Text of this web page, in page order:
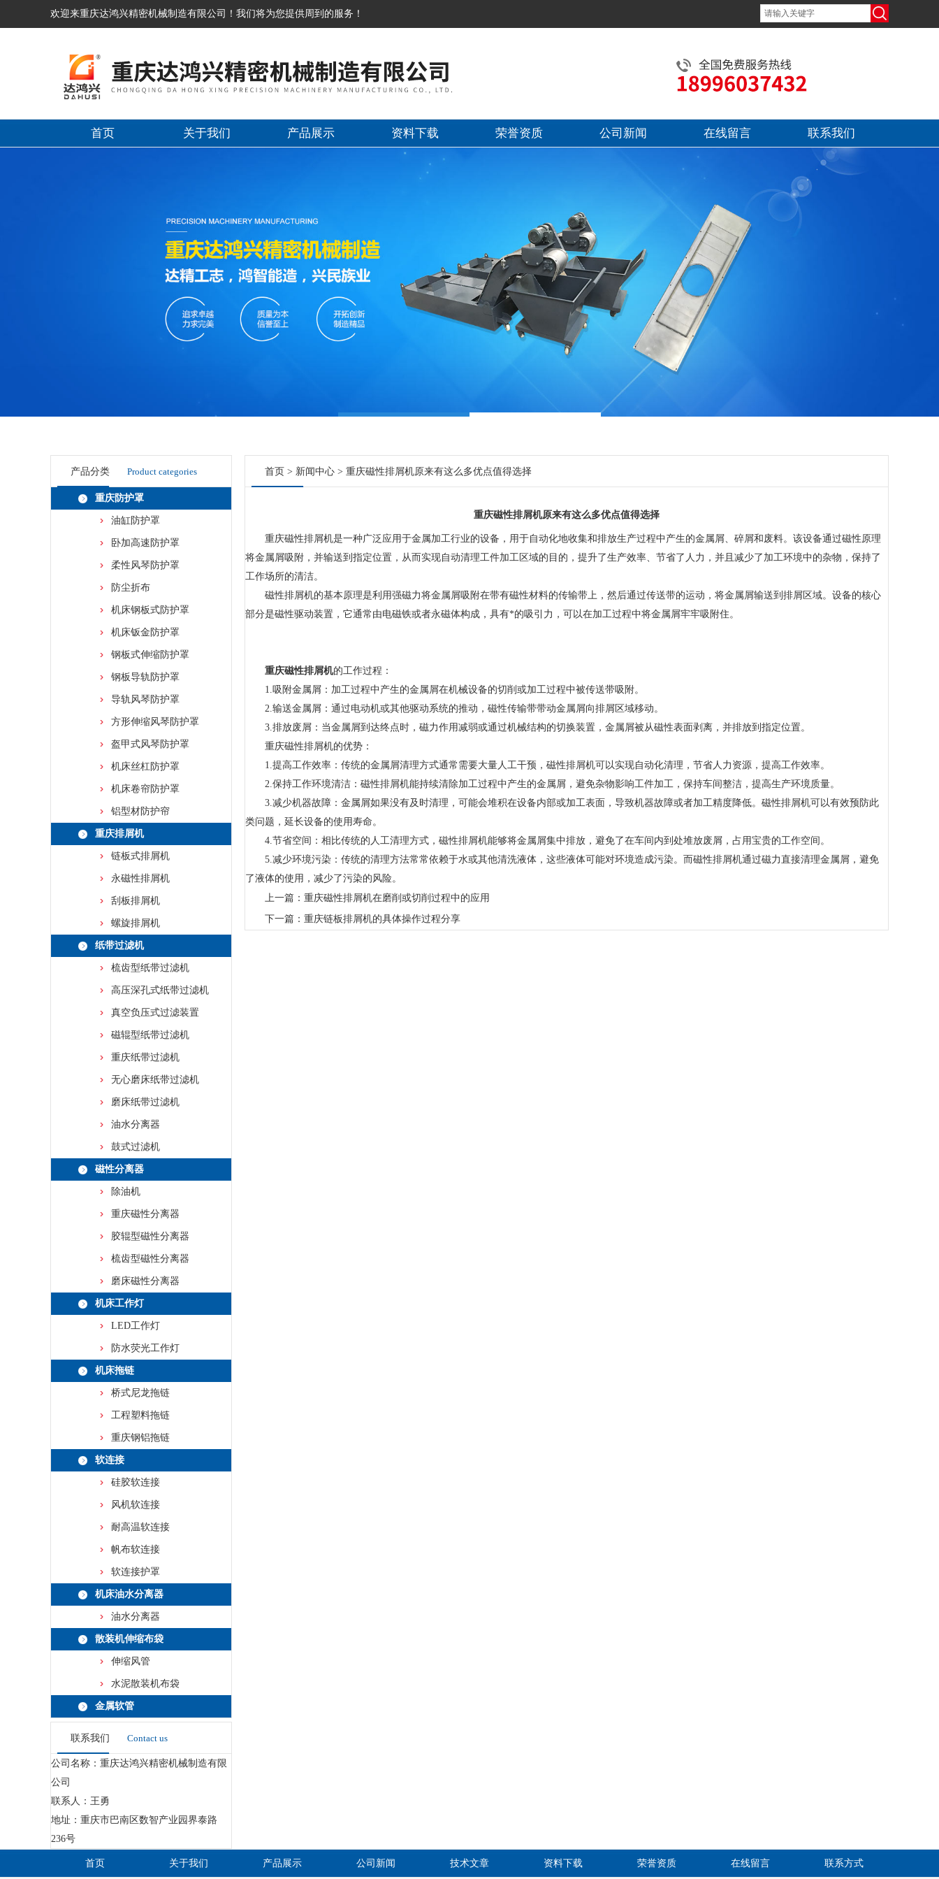
欢迎来重庆达鸿兴精密机械制造有限公司！我们将为您提供周到的服务！
首页 关于我们 产品展示 资料下载 荣誉资质 公司新闻 在线留言 联系我们
产品分类 Product categories
重庆防护罩
油缸防护罩
卧加高速防护罩
柔性风琴防护罩
防尘折布
机床钢板式防护罩
机床钣金防护罩
钢板式伸缩防护罩
钢板导轨防护罩
导轨风琴防护罩
方形伸缩风琴防护罩
盔甲式风琴防护罩
机床丝杠防护罩
机床卷帘防护罩
铝型材防护帘
重庆排屑机
链板式排屑机
永磁性排屑机
刮板排屑机
螺旋排屑机
纸带过滤机
梳齿型纸带过滤机
高压深孔式纸带过滤机
真空负压式过滤装置
磁辊型纸带过滤机
重庆纸带过滤机
无心磨床纸带过滤机
磨床纸带过滤机
油水分离器
鼓式过滤机
磁性分离器
除油机
重庆磁性分离器
胶辊型磁性分离器
梳齿型磁性分离器
磨床磁性分离器
机床工作灯
LED工作灯
防水荧光工作灯
机床拖链
桥式尼龙拖链
工程塑料拖链
重庆钢铝拖链
软连接
硅胶软连接
风机软连接
耐高温软连接
帆布软连接
软连接护罩
机床油水分离器
油水分离器
散装机伸缩布袋
伸缩风管
水泥散装机布袋
金属软管
联系我们 Contact us
公司名称：重庆达鸿兴精密机械制造有限
公司
联系人：王勇
地址：重庆市巴南区数智产业园界泰路
236号
首页 > 新闻中心 > 重庆磁性排屑机原来有这么多优点值得选择
重庆磁性排屑机原来有这么多优点值得选择
重庆磁性排屑机是一种广泛应用于金属加工行业的设备，用于自动化地收集和排放生产过程中产生的金属屑、碎屑和废料。该设备通过磁性原理
将金属屑吸附，并输送到指定位置，从而实现自动清理工件加工区域的目的，提升了生产效率、节省了人力，并且减少了加工环境中的杂物，保持了
工作场所的清洁。
磁性排屑机的基本原理是利用强磁力将金属屑吸附在带有磁性材料的传输带上，然后通过传送带的运动，将金属屑输送到排屑区域。设备的核心
部分是磁性驱动装置，它通常由电磁铁或者永磁体构成，具有*的吸引力，可以在加工过程中将金属屑牢牢吸附住。
重庆磁性排屑机的工作过程：
1.吸附金属屑：加工过程中产生的金属屑在机械设备的切削或加工过程中被传送带吸附。
2.输送金属屑：通过电动机或其他驱动系统的推动，磁性传输带带动金属屑向排屑区域移动。
3.排放废屑：当金属屑到达终点时，磁力作用减弱或通过机械结构的切换装置，金属屑被从磁性表面剥离，并排放到指定位置。
重庆磁性排屑机的优势：
1.提高工作效率：传统的金属屑清理方式通常需要大量人工干预，磁性排屑机可以实现自动化清理，节省人力资源，提高工作效率。
2.保持工作环境清洁：磁性排屑机能持续清除加工过程中产生的金属屑，避免杂物影响工件加工，保持车间整洁，提高生产环境质量。
3.减少机器故障：金属屑如果没有及时清理，可能会堆积在设备内部或加工表面，导致机器故障或者加工精度降低。磁性排屑机可以有效预防此
类问题，延长设备的使用寿命。
4.节省空间：相比传统的人工清理方式，磁性排屑机能够将金属屑集中排放，避免了在车间内到处堆放废屑，占用宝贵的工作空间。
5.减少环境污染：传统的清理方法常常依赖于水或其他清洗液体，这些液体可能对环境造成污染。而磁性排屑机通过磁力直接清理金属屑，避免
了液体的使用，减少了污染的风险。
上一篇： 重庆磁性排屑机在磨削或切削过程中的应用
下一篇： 重庆链板排屑机的具体操作过程分享
首页 关于我们 产品展示 公司新闻 技术文章 资料下载 荣誉资质 在线留言 联系方式